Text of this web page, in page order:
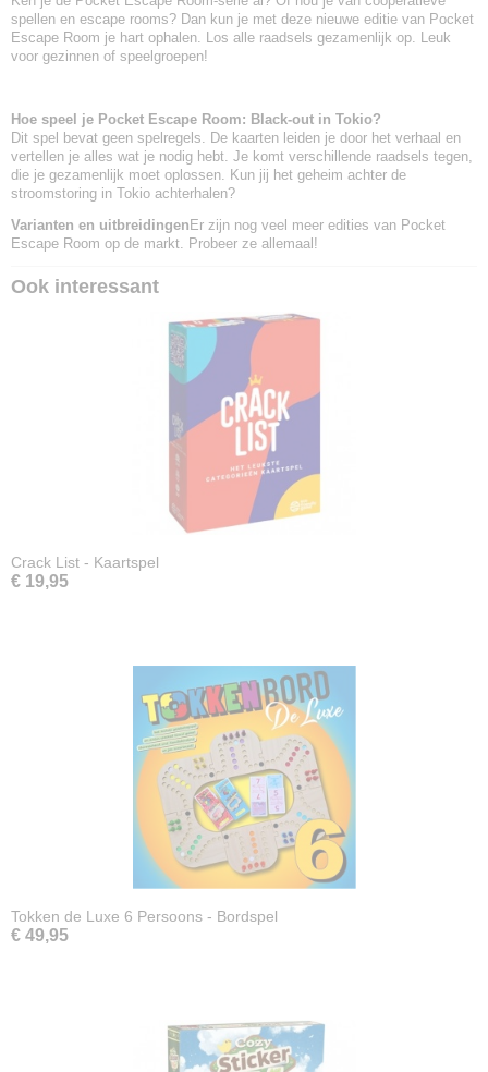
spellen en escape rooms? Dan kun je met deze nieuwe editie van Pocket
Escape Room je hart ophalen. Los alle raadsels gezamenlijk op. Leuk
voor gezinnen of speelgroepen!
Hoe speel je Pocket Escape Room: Black-out in Tokio?
Dit spel bevat geen spelregels. De kaarten leiden je door het verhaal en
vertellen je alles wat je nodig hebt. Je komt verschillende raadsels tegen,
die je gezamenlijk moet oplossen. Kun jij het geheim achter de
stroomstoring in Tokio achterhalen?
Varianten en uitbreidingen Er zijn nog veel meer edities van Pocket
Escape Room op de markt. Probeer ze allemaal!
Ook interessant
Crack List - Kaartspel
€ 19,95
Tokken de Luxe 6 Persoons - Bordspel
€ 49,95